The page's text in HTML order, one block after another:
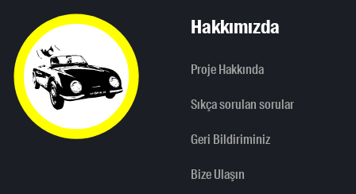
Hakkımızda
Proje Hakkında
Sıkça sorulan sorular
Geri Bildiriminiz
Bize Ulaşın